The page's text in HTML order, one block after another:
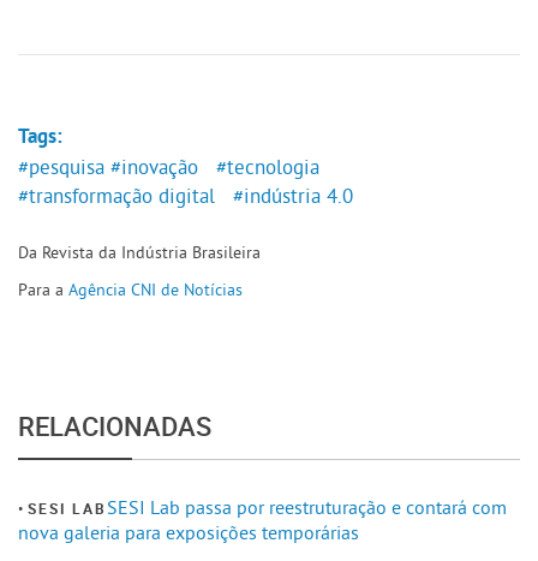
Tags:
#pesquisa #inovação
#tecnologia
#transformação digital
#indústria 4.0
Da Revista da Indústria Brasileira
Para a Agência CNI de Notícias
RELACIONADAS
SESI LAB SESI Lab passa por reestruturação e contará com
nova galeria para exposições temporárias